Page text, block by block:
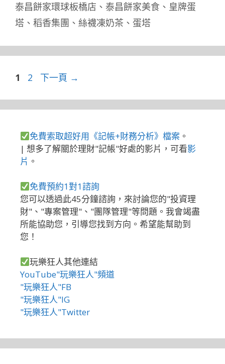
泰昌餅家環球板橋店 、 泰昌餅家美食 、 皇牌蛋
塔 、 稻香集團 、 絲襪凍奶茶 、 蛋塔
頁
1
頁
2 下一頁 →
免費索取超好用《記帳+財務分析》檔案 。
| 想多了解關於理財"記帳"好處的影片，可看影
片 。
免費預約1對1諮詢
您可以透過此45分鐘諮詢，來討論您的"投資理
財"、"專案管理"、"團隊管理"等問題。我會竭盡
所能協助您，引導您找到方向。希望能幫助到
您！
玩樂狂人其他連結
YouTube"玩樂狂人"頻道
"玩樂狂人"FB
"玩樂狂人"IG
"玩樂狂人"Twitter